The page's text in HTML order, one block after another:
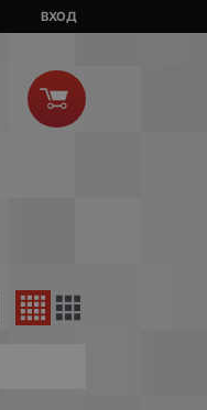
ВХОД